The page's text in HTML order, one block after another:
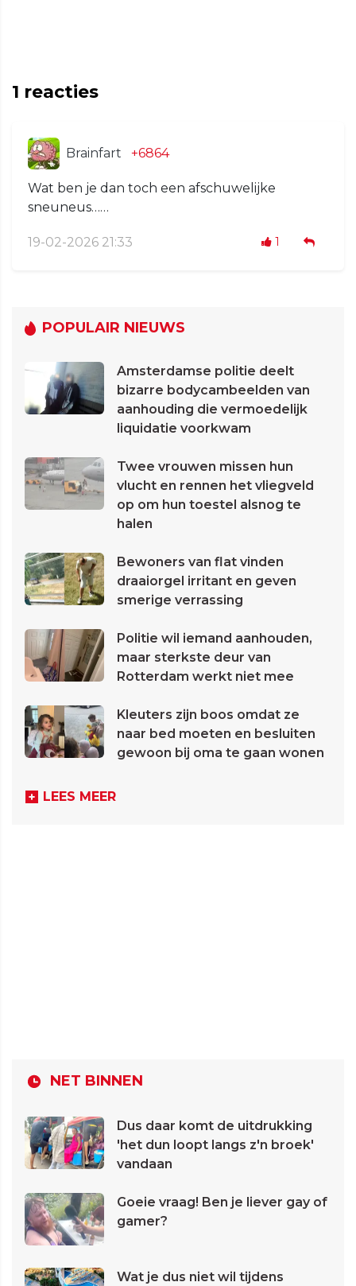
1 reacties
Brainfart +6864
Wat ben je dan toch een afschuwelijke
sneuneus……
19-02-2026 21:33 1
POPULAIR NIEUWS
Amsterdamse politie deelt
bizarre bodycambeelden van
aanhouding die vermoedelijk
liquidatie voorkwam
Twee vrouwen missen hun
vlucht en rennen het vliegveld
op om hun toestel alsnog te
halen
Bewoners van flat vinden
draaiorgel irritant en geven
smerige verrassing
Politie wil iemand aanhouden,
maar sterkste deur van
Rotterdam werkt niet mee
Kleuters zijn boos omdat ze
naar bed moeten en besluiten
gewoon bij oma te gaan wonen
LEES MEER
NET BINNEN
Dus daar komt de uitdrukking
'het dun loopt langs z'n broek'
vandaan
Goeie vraag! Ben je liever gay of
gamer?
Wat je dus niet wil tijdens